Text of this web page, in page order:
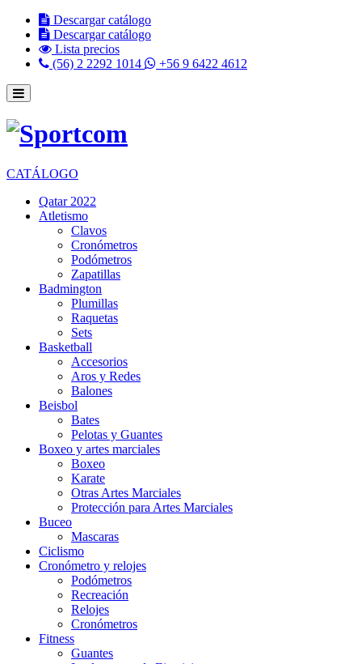
Descargar catálogo
Descargar catálogo
Lista precios
(56) 2 2292 1014
+56 9 6422 4612
CATÁLOGO
Qatar 2022
Atletismo
Clavos
Cronómetros
Podómetros
Zapatillas
Badmington
Plumillas
Raquetas
Sets
Basketball
Accesorios
Aros y Redes
Balones
Beisbol
Bates
Pelotas y Guantes
Boxeo y artes marciales
Boxeo
Karate
Otras Artes Marciales
Protección para Artes Marciales
Buceo
Mascaras
Ciclismo
Cronómetro y relojes
Podómetros
Recreación
Relojes
Cronómetros
Fitness
Guantes